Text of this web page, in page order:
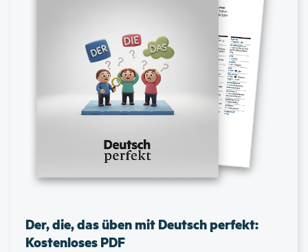
Der, die, das üben mit Deutsch perfekt:
Kostenloses PDF